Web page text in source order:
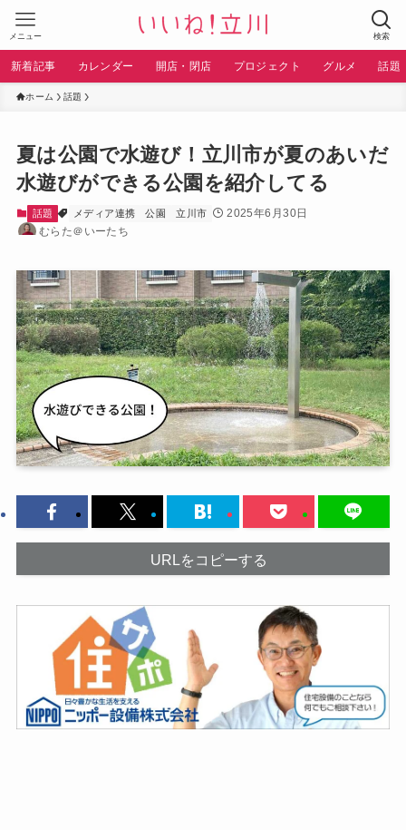
検索
メニュー
新着記事 カレンダー 開店・閉店 プロジェクト グルメ 話題
ホーム 話題
夏は公園で水遊び！立川市が夏のあいだ
水遊びができる公園を紹介してる
話題 メディア連携 公園 立川市
2025年6月30日
むらた＠いーたち
URLをコピーする